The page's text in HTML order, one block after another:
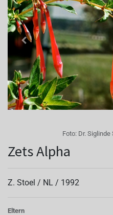
Foto: Dr.
Zets Alpha
Z. Stoel / NL / 1992
Eltern